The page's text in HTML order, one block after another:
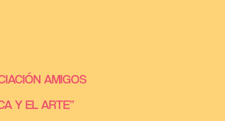
AMIGOS
Y EL ARTE”